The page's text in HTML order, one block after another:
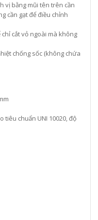
vị bằng mũi tên trên cần
cần gạt để điều chỉnh
cắt vỏ ngoài mà không
chống sốc (không chứa
chuẩn UNI 10020, độ